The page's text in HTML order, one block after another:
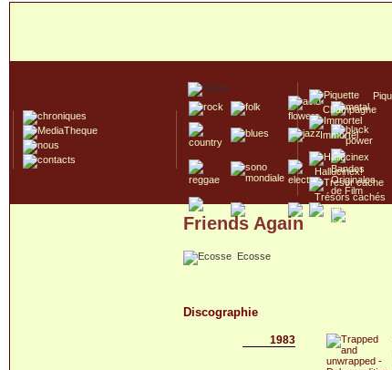
Champagne
Immortel
Hallucinex!
Trésors cachés
Culte/Collector
Friends Again
Ecosse
Discographie
1983